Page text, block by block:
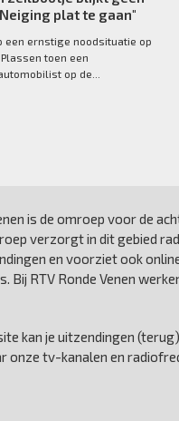
plat te gaan"
een ernstige noodsituatie op
toen een
op de...
is de omroep voor de
verzorgt in dit gebied
en voorziet ook
Bij RTV Ronde Venen
kan je uitzendingen
onze tv-kanalen en